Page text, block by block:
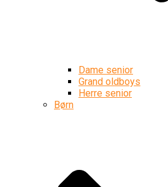
Dame senior
Grand oldboys
Herre senior
Børn